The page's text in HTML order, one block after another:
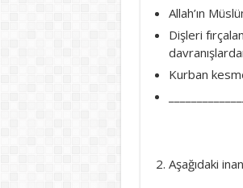
Allah’ın
Dişleri
Kurban
Aşağıdaki